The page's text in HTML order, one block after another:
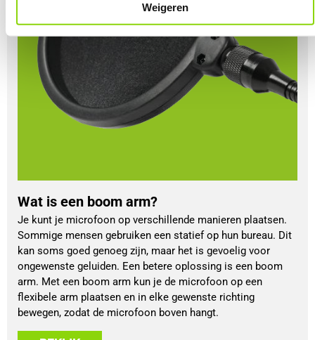
Weigeren
Wat is een boom arm?
Je kunt je microfoon op verschillende manieren plaatsen.
Sommige mensen gebruiken een statief op hun bureau. Dit
kan soms goed genoeg zijn, maar het is gevoelig voor
ongewenste geluiden. Een betere oplossing is een boom
arm. Met een boom arm kun je de microfoon op een
flexibele arm plaatsen en in elke gewenste richting
bewegen, zodat de microfoon boven hangt.